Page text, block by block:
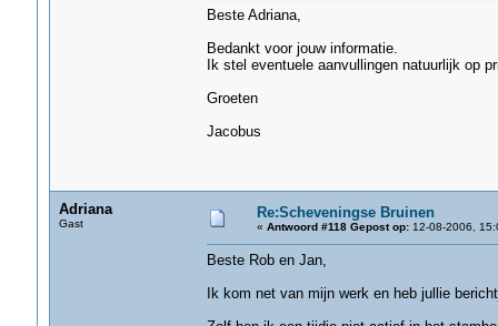
Beste Adriana,
Bedankt voor jouw informatie.
Ik stel eventuele aanvullingen natuurlijk op
Groeten
Jacobus
Adriana
Gast
Re:Scheveningse Bruinen
« Antwoord #118 Gepost op:12-08-2006,
Beste Rob en Jan,
Ik kom net van mijn werk en heb jullie